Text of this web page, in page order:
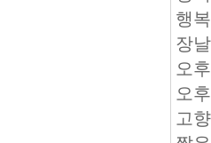
행
장날
오
오
고향